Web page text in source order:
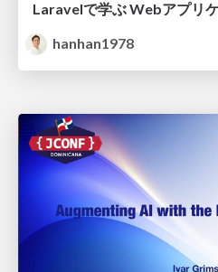
hanhan1978